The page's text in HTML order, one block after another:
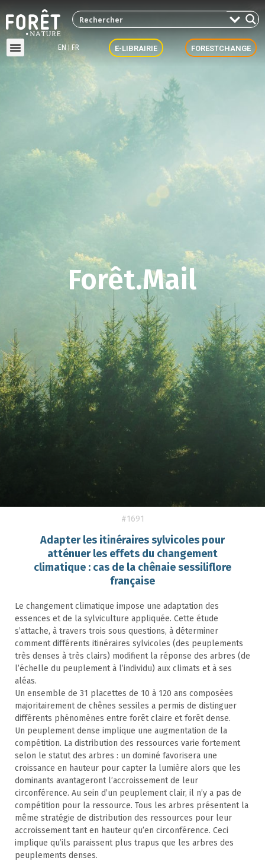
EN FR E-LIBRAIRIE FORESTCHANGE
Forêt.Mail
#1691
Adapter les itinéraires sylvicoles pour
atténuer les effets du changement
climatique : cas de la chênaie sessiliflore
française
Le changement climatique impose une adaptation des
essences et de la sylviculture appliquée. Cette étude
s’attache, à travers trois sous questions, à déterminer
comment différents itinéraires sylvicoles (des peuplements
très denses à très clairs) modifient la réponse des arbres (de
l’échelle du peuplement à l’individu) aux climats et à ses
aléas.
Un ensemble de 31 placettes de 10 à 120 ans composées
majoritairement de chênes sessiles a permis de distinguer
différents phénomènes entre forêt claire et forêt dense.
Un peuplement dense implique une augmentation de la
compétition. La distribution des ressources varie fortement
selon le statut des arbres : un dominé favorisera une
croissance en hauteur pour capter la lumière alors que les
dominants avantageront l’accroissement de leur
circonférence. Au sein d’un peuplement clair, il n’y a pas de
compétition pour la ressource. Tous les arbres présentent la
même stratégie de distribution des ressources pour leur
accroissement tant en hauteur qu’en circonférence. Ceci
implique qu’ils paraissent plus trapus que les arbres des
peuplements denses.